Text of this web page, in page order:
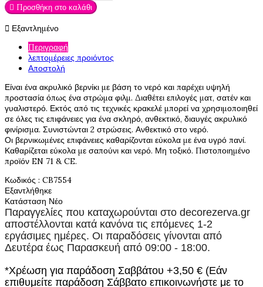
 Προσθήκη στο καλάθι
 Εξαντλημένο
Περιγραφή
λεπτομέρειες προιόντος
Αποστολή
Είναι ένα ακρυλικό βερνίκι με βάση το νερό και παρέχει υψηλή
προστασία όπως ένα στρώμα φιλμ. Διαθέτει επιλογές ματ, σατέν και
γυαλιστερό. Εκτός από τις τεχνικές κρακελέ μπορεί να χρησιμοποιηθεί
σε όλες τις επιφάνειες για ένα σκληρό, ανθεκτικό, διαυγές ακρυλικό
φινίρισμα. Συνιστώνται 2 στρώσεις. Ανθεκτικό στο νερό.
Οι βερνικωμένες επιφάνειες καθαρίζονται εύκολα με ένα υγρό πανί.
Καθαρίζεται εύκολα με σαπούνι και νερό. Μη τοξικό. Πιστοποιημένο
προϊόν EN 71 & CE.
Κωδικός : CB7554
Εξαντλήθηκε
Κατάσταση Νέο
Παραγγελίες που καταχωρούνται στο decorezerva.gr
αποστέλλονται κατά κανόνα τις επόμενες 1-2
εργάσιμες ημέρες. Οι παραδόσεις γίνονται από
Δευτέρα έως Παρασκευή από 09:00 - 18:00.
*Χρέωση για παράδοση Σαββάτου +3,50 € (Εάν
επιθυμείτε παράδοση Σάββατο επικοινωνήστε με το